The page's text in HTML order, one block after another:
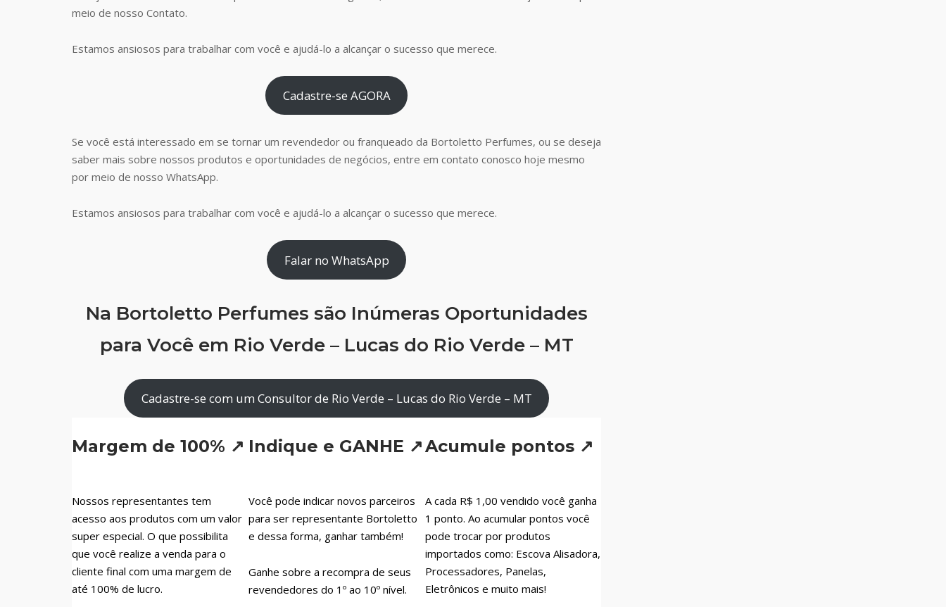
meio de nosso Contato.
Estamos ansiosos para trabalhar com você e ajudá-lo a alcançar o sucesso que merece.
Cadastre-se AGORA
Se você está interessado em se tornar um revendedor ou franqueado da Bortoletto Perfumes, ou se deseja
saber mais sobre nossos produtos e oportunidades de negócios, entre em contato conosco hoje mesmo
por meio de nosso WhatsApp.
Estamos ansiosos para trabalhar com você e ajudá-lo a alcançar o sucesso que merece.
Falar no WhatsApp
Na Bortoletto Perfumes são Inúmeras Oportunidades
para Você em Rio Verde – Lucas do Rio Verde – MT
Cadastre-se com um Consultor de Rio Verde – Lucas do Rio Verde – MT
Margem de 100% ↗
Nossos representantes tem
acesso aos produtos com um valor
super especial. O que possibilita
que você realize a venda para o
cliente final com uma margem de
até 100% de lucro.
Indique e GANHE ↗
Você pode indicar novos parceiros
para ser representante Bortoletto
e dessa forma, ganhar também!
Ganhe sobre a recompra de seus
revendedores do 1º ao 10º nível.
Acumule pontos ↗
A cada R$ 1,00 vendido você ganha
1 ponto. Ao acumular pontos você
pode trocar por produtos
importados como: Escova Alisadora,
Processadores, Panelas,
Eletrônicos e muito mais!